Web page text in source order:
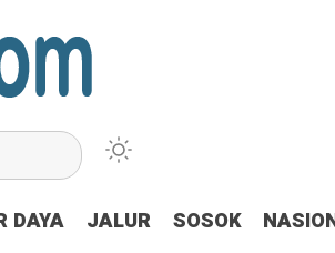
DAYA JALUR SOSOK